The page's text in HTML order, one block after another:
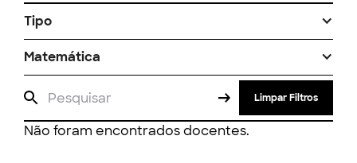
Tipo
Matemática
Limpar Filtros
Não foram encontrados docentes.